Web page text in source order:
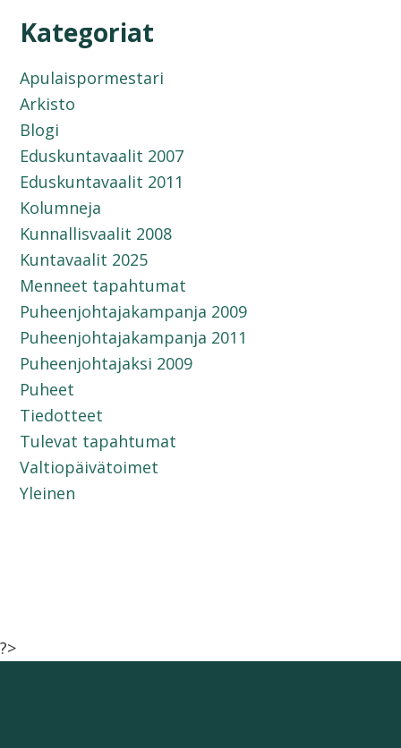
Kategoriat
Apulaispormestari
Arkisto
Blogi
Eduskuntavaalit 2007
Eduskuntavaalit 2011
Kolumneja
Kunnallisvaalit 2008
Kuntavaalit 2025
Menneet tapahtumat
Puheenjohtajakampanja 2009
Puheenjohtajakampanja 2011
Puheenjohtajaksi 2009
Puheet
Tiedotteet
Tulevat tapahtumat
Valtiopäivätoimet
Yleinen
?>